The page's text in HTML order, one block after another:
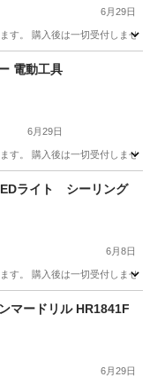
6月29日
。 購入後は一切受付しませ
電動工具
6月29日
。 購入後は一切受付しませ
ライト シーリング
6月8日
。 購入後は一切受付しませ
マードリル HR1841F
6月29日